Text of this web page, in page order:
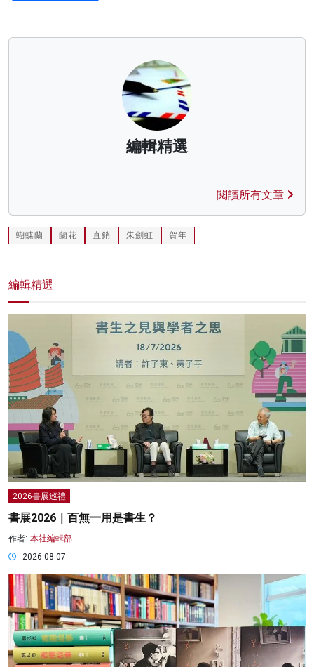
編輯精選
閱讀所有文章
蝴蝶蘭 蘭花 直銷 朱劍虹 賀年
編輯精選
2026書展巡禮
書展2026｜百無一用是書生？
作者: 本社編輯部
2026-08-07